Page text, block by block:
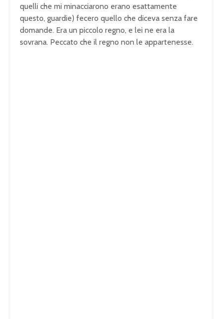
quelli che mi minacciarono erano esattamente
questo, guardie) fecero quello che diceva senza fare
domande. Era un piccolo regno, e lei ne era la
sovrana. Peccato che il regno non le appartenesse.